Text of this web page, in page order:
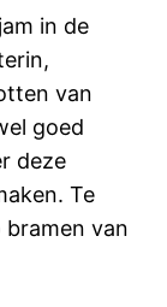
in de
van
goed
deze
Te
van